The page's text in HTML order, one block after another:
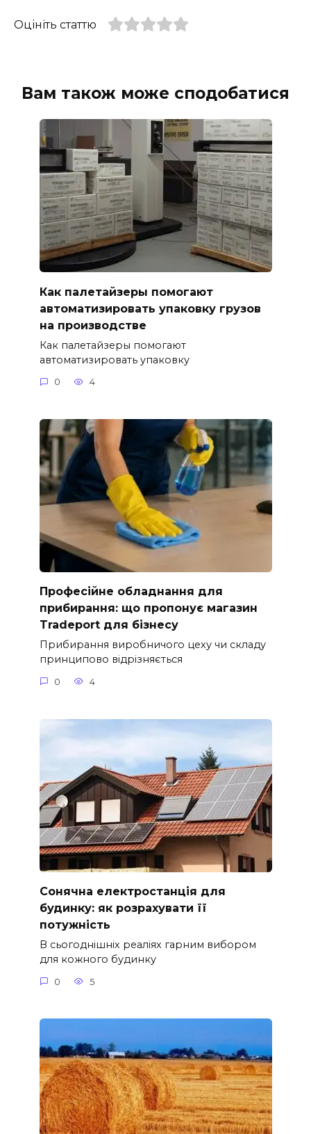
Оцініть статтю
Вам також може сподобатися
Как палетайзеры помогают
автоматизировать упаковку грузов
на производстве
Как палетайзеры помогают
автоматизировать упаковку
0 4
Професійне обладнання для
прибирання: що пропонує магазин
Tradeport для бізнесу
Прибирання виробничого цеху чи складу
принципово відрізняється
0 4
Сонячна електростанція для
будинку: як розрахувати її
потужність
В сьогоднішніх реаліях гарним вибором
для кожного будинку
0 5